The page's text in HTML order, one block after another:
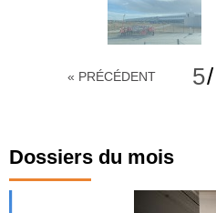
« PRÉCÉDENT 5/
Dossiers du mois